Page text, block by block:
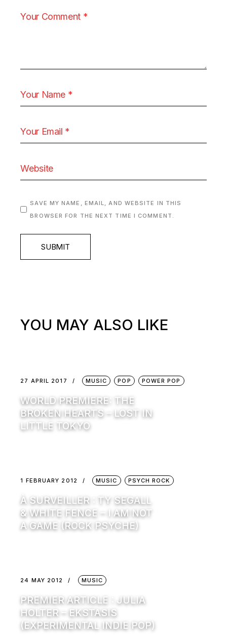
SAVE MY NAME, EMAIL, AND WEBSITE IN THIS
BROWSER FOR THE NEXT TIME I COMMENT.
SUBMIT
YOU MAY ALSO LIKE
27 APRIL 2017 MUSIC POP POWER POP
WORLD PREMIERE: THE
BROKEN HEARTS – LOST IN
LITTLE TOKYO
1 FEBRUARY 2012 MUSIC PSYCH ROCK
À SURVEILLER : TY SEGALL
& WHITE FENCE – I AM NOT
A GAME (ROCK PSYCHE)
24 MAY 2012 MUSIC
PREMIER ARTICLE : JULIA
HOLTER – EKSTASIS
(EXPERIMENTAL INDIE POP)